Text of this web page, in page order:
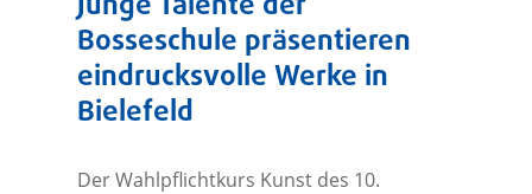
Bosseschule präsentieren
eindrucksvolle Werke in
Bielefeld
Der Wahlpflichtkurs Kunst des 10.